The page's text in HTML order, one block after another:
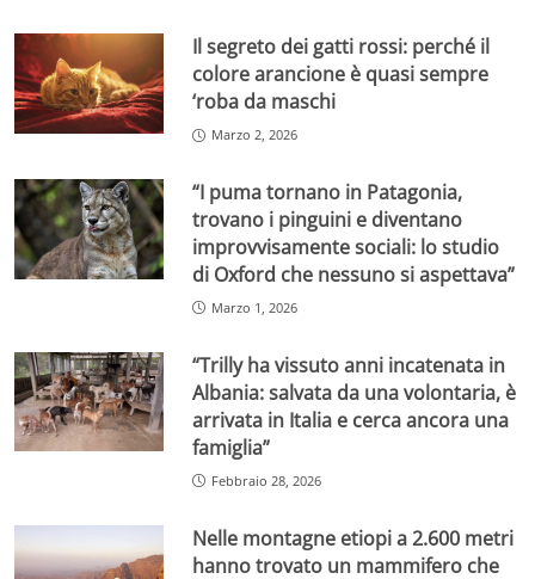
Il segreto dei gatti rossi: perché il
colore arancione è quasi sempre
‘roba da maschi
Marzo 2, 2026
“I puma tornano in Patagonia,
trovano i pinguini e diventano
improvvisamente sociali: lo studio
di Oxford che nessuno si aspettava”
Marzo 1, 2026
“Trilly ha vissuto anni incatenata in
Albania: salvata da una volontaria, è
arrivata in Italia e cerca ancora una
famiglia”
Febbraio 28, 2026
Nelle montagne etiopi a 2.600 metri
hanno trovato un mammifero che